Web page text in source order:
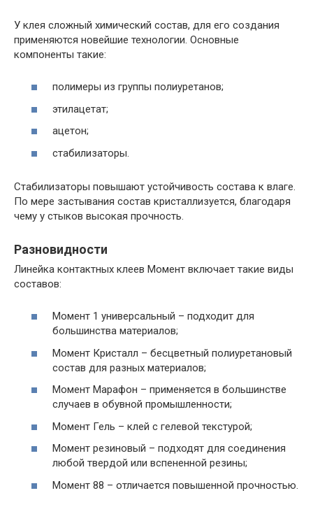
У клея сложный химический состав, для его создания
применяются новейшие технологии. Основные
компоненты такие:
полимеры из группы полиуретанов;
этилацетат;
ацетон;
стабилизаторы.
Стабилизаторы повышают устойчивость состава к влаге.
По мере застывания состав кристаллизуется, благодаря
чему у стыков высокая прочность.
Разновидности
Линейка контактных клеев Момент включает такие виды
составов:
Момент 1 универсальный – подходит для
большинства материалов;
Момент Кристалл – бесцветный полиуретановый
состав для разных материалов;
Момент Марафон – применяется в большинстве
случаев в обувной промышленности;
Момент Гель – клей с гелевой текстурой;
Момент резиновый – подходят для соединения
любой твердой или вспененной резины;
Момент 88 – отличается повышенной прочностью.